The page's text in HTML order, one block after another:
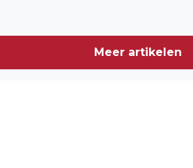
Meer artikelen